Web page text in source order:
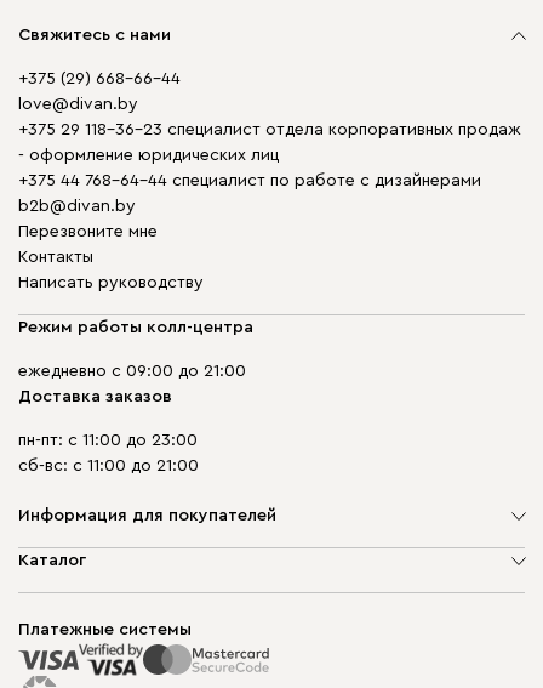
Свяжитесь с нами
+375 (29) 668-66-44
love@divan.by
+375 29 118-36-23 специалист отдела корпоративных продаж
- оформление юридических лиц
+375 44 768-64-44 специалист по работе с дизайнерами
b2b@divan.by
Перезвоните мне
Контакты
Написать руководству
Режим работы колл-центра
ежедневно с 09:00 до 21:00
Доставка заказов
пн-пт: с 11:00 до 23:00
сб-вс: с 11:00 до 21:00
Информация для покупателей
О компании
Способы оплаты
Рассрочка и кредит
Каталог
Корпусная мебель
Распродажа мебели
Платежные системы